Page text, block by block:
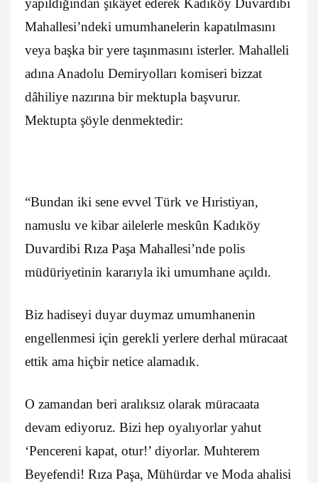
yapıldığından şikâyet ederek Kadıköy Duvardibi
Mahallesi’ndeki umumhanelerin kapatılmasını
veya başka bir yere taşınmasını isterler. Mahalleli
adına Anadolu Demiryolları komiseri bizzat
dâhiliye nazırına bir mektupla başvurur.
Mektupta şöyle denmektedir:
“Bundan iki sene evvel Türk ve Hıristiyan,
namuslu ve kibar ailelerle meskûn Kadıköy
Duvardibi Rıza Paşa Mahallesi’nde polis
müdüriyetinin kararıyla iki umumhane açıldı.
Biz hadiseyi duyar duymaz umumhanenin
engellenmesi için gerekli yerlere derhal müracaat
ettik ama hiçbir netice alamadık.
O zamandan beri aralıksız olarak müracaata
devam ediyoruz. Bizi hep oyalıyorlar yahut
‘Pencereni kapat, otur!’ diyorlar. Muhterem
Beyefendi! Rıza Paşa, Mühürdar ve Moda ahalisi